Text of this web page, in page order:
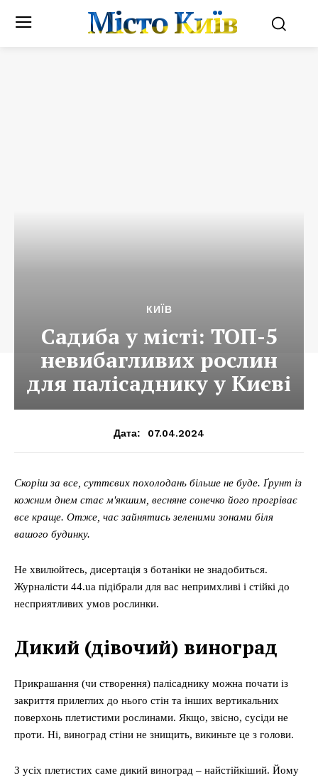
Місто Київ
КИЇВ
Садиба у місті: ТОП-5
невибагливих рослин
для палісаднику у Києві
Дата: 07.04.2024
Скоріш за все, суттєвих похолодань більше не буде. Ґрунт із
кожним днем стає м'якшим, весняне сонечко його прогріває
все краще. Отже, час зайнятись зеленими зонами біля
вашого будинку.
Не хвилюйтесь, дисертація з ботаніки не знадобиться.
Журналісти 44.ua підібрали для вас непримхливі і стійкі до
несприятливих умов рослинки.
Дикий (дівочий) виноград
Прикрашання (чи створення) палісаднику можна почати із
закриття прилеглих до нього стін та інших вертикальних
поверхонь плетистими рослинами. Якщо, звісно, сусіди не
проти. Ні, виноград стіни не знищить, викиньте це з голови.
З усіх плетистих саме дикий виноград – найстійкіший. Йому